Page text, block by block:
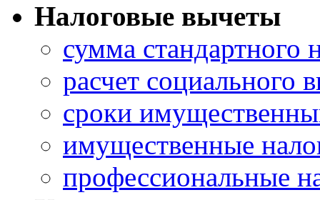
Налоговые вычеты
сумма стандартного
расчет социального
сроки
имущественные
профессиональные